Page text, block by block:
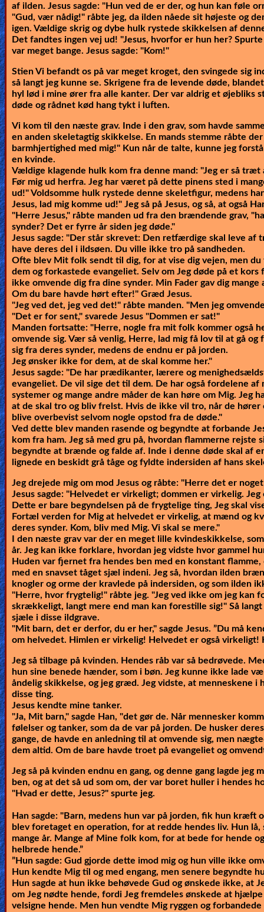
af ilden. Jesus sagde: "Hun ved de er der, og hun kan føle
"Gud, vær nådig!" råbte jeg, da ilden nåede sit højeste og
igen. Vældige skrig og dybe hulk rystede skikkelsen af
Det fandtes ingen vej ud! "Jesus, hvorfor er hun her?
var meget bange. Jesus sagde: "Kom!"
Stien Vi befandt os på var meget kroget, den svingede sig
så langt jeg kunne se. Skrigene fra de levende døde,
hyl lød i mine ører fra alle kanter. Der var aldrig et øjebliks
døde og rådnet kød hang tykt i luften.
Vi kom til den næste grav. Inde i den grav, som havde
en anden skeletagtig skikkelse. En mands stemme råbte
barmhjertighed med mig!" Kun når de talte, kunne jeg
en kvinde.
Vældige klagende hulk kom fra denne mand: "Jeg er så træt
Før mig ud herfra. Jeg har været på dette pinens sted i
ud!" Voldsomme hulk rystede denne skeletfigur, medens
Jesus, lad mig komme ud!" Jeg så på Jesus, og så, at også
"Herre Jesus," råbte manden ud fra den brændende grav,
synder? Det er fyrre år siden jeg døde."
Jesus sagde: "Der står skrevet: Den retfærdige skal leve af
have deres del i ildsøen. Du ville ikke tro på sandheden.
Ofte blev Mit folk sendt til dig, for at vise dig vejen, men
dem og forkastede evangeliet. Selv om Jeg døde på et
ikke omvende dig fra dine synder. Min Fader gav dig
Om du bare havde hørt efter!" Græd Jesus.
"Jeg ved det, jeg ved det!" råbte manden. "Men jeg
"Det er for sent," svarede Jesus "Dommen er sat!"
Manden fortsatte: "Herre, nogle fra mit folk kommer også
omvende sig. Vær så venlig, Herre, lad mig få lov til at gå
sig fra deres synder, medens de endnu er på jorden.
Jeg ønsker ikke for dem, at de skal komme her."
Jesus sagde: "De har prædikanter, lærere og
evangeliet. De vil sige det til dem. De har også fordelene
systemer og mange andre måder de kan høre om Mig. Jeg
at de skal tro og bliv frelst. Hvis de ikke vil tro, når de
blive overbevist selvom nogle opstod fra de døde."
Ved dette blev manden rasende og begyndte at forbande
kom fra ham. Jeg så med gru på, hvordan flammerne rejste
begyndte at brænde og falde af. Inde i denne døde skal af
lignede en beskidt grå tåge og fyldte indersiden af hans
Jeg drejede mig om mod Jesus og råbte: "Herre det er
Jesus sagde: "Helvedet er virkeligt; dommen er virkelig.
Dette er bare begyndelsen på de frygtelige ting, Jeg skal
Fortæl verden for Mig at helvedet er virkelig, at mænd og
deres synder. Kom, bliv med Mig. Vi skal se mere."
I den næste grav var der en meget lille kvindeskikkelse,
år. Jeg kan ikke forklare, hvordan jeg vidste hvor gammel
Huden var fjernet fra hendes ben med en konstant
med en snavset tåget sjæl indeni. Jeg så, hvordan ilden
knogler og orme der kravlede på indersiden, og som ilden
"Herre, hvor frygtelig!" råbte jeg. "Jeg ved ikke om jeg kan
skrækkeligt, langt mere end man kan forestille sig!" Så
sjæle i disse ildgrave.
"Mit barn, det er derfor, du er her," sagde Jesus. ”Du må
om helvedet. Himlen er virkelig! Helvedet er også virkeligt!
Jeg så tilbage på kvinden. Hendes råb var så bedrøvede.
hun sine benede hænder, som i bøn. Jeg kunne ikke lade
åndelig skikkelse, og jeg græd. Jeg vidste, at menneskene i
disse ting.
Jesus kendte mine tanker.
"Ja, Mit barn," sagde Han, "det gør de. Når mennesker
følelser og tanker, som da de var på jorden. De husker
gange, de havde en anledning til at omvende sig, men
dem altid. Om de bare havde troet på evangeliet og
Jeg så på kvinden endnu en gang, og denne gang lagde
ben, og at det så ud som om, der var boret huller i hendes
"Hvad er dette, Jesus?" spurte jeg.
Han sagde: "Barn, medens hun var på jorden, fik hun kræft
blev foretaget en operation, for at redde hendes liv. Hun lå,
mange år. Mange af Mine folk kom, for at bede for hende
helbrede hende.”
”Hun sagde: Gud gjorde dette imod mig og hun ville ikke
Hun kendte Mig til og med engang, men senere begyndte
Hun sagde at hun ikke behøvede Gud og ønskede ikke, at
om Jeg nødte hende, fordi Jeg fremdeles ønskede at
velsigne hende. Men hun vendte Mig ryggen og